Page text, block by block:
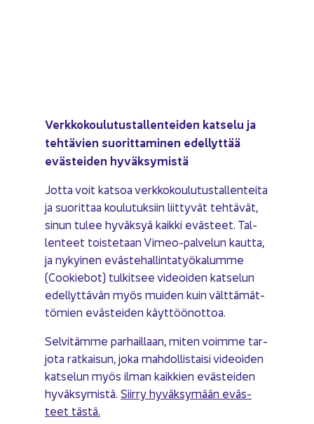
Verk­ko­kou­lu­tus­tal­len­tei­den kat­se­lu ja
teh­tä­vien suo­rit­ta­mi­nen edel­lyt­tää
eväs­tei­den hy­väk­sy­mis­tä
Jotta voit kat­soa verk­ko­kou­lu­tus­tal­len­tei­ta
ja suo­rit­taa kou­lu­tuk­siin liit­ty­vät teh­tä­vät,
sinun tulee hy­väk­syä kaik­ki eväs­teet. Tal­
len­teet tois­te­taan Vimeo-​palvelun kaut­ta,
ja ny­kyi­nen eväs­te­hal­lin­ta­työ­ka­lum­me
(Coo­kie­bot) tul­kit­see vi­deoi­den kat­se­lun
edel­lyt­tä­vän myös mui­den kuin vält­tä­mät­
tö­mien eväs­tei­den käyt­töön­ot­toa.
Sel­vi­täm­me par­hail­laan, miten voim­me tar­
jo­ta rat­kai­sun, joka mah­dol­lis­tai­si vi­deoi­den
kat­se­lun myös ilman kaik­kien eväs­tei­den
hy­väk­sy­mis­tä. Siir­ry hy­väk­sy­mään eväs­
teet tästä.